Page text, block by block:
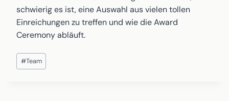
schwierig es ist, eine Auswahl aus vielen tollen
Einreichungen zu treffen und wie die Award
Ceremony abläuft.
Schlagworte:
#Team